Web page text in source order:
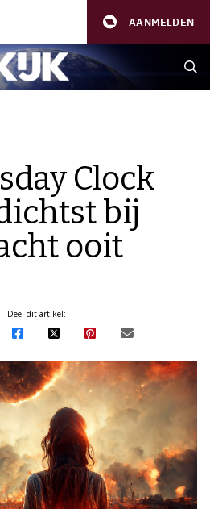
AANMELDEN
Clock
bij
ooit
Deel dit artikel: